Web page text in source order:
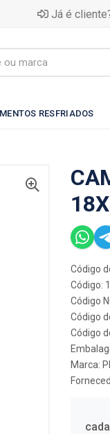
Já é
RESFRIADOS
Código
Código:
Código
Código
Código
Marca: